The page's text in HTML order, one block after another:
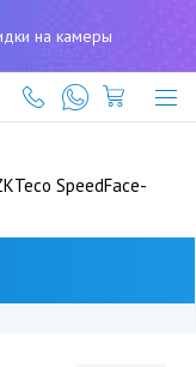
на камеры
(727)
317-
61-
61
SpeedFace-